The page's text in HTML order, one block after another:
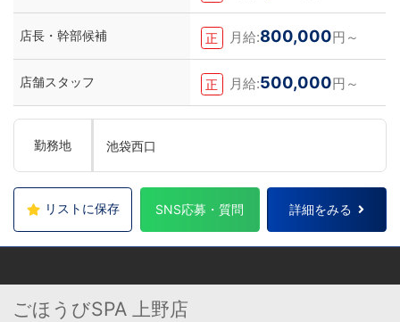
店長・幹部候補 正 月給:800,000円～
店舗スタッフ 正 月給:500,000円～
勤務地 池袋西口
リストに保存 SNS応募・質問 詳細をみる
ごほうびSPA 上野店